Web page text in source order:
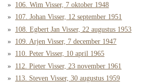
106. Wim Visser, 7 oktober 1948
107. Johan Visser, 12 september 1951
108. Egbert Jan Visser, 22 augustus 1953
109. Arjen Visser, 7 december 1947
110. Peter Visser, 10 april 1965
112. Pieter Visser, 23 november 1961
113. Steven Visser, 30 augustus 1959